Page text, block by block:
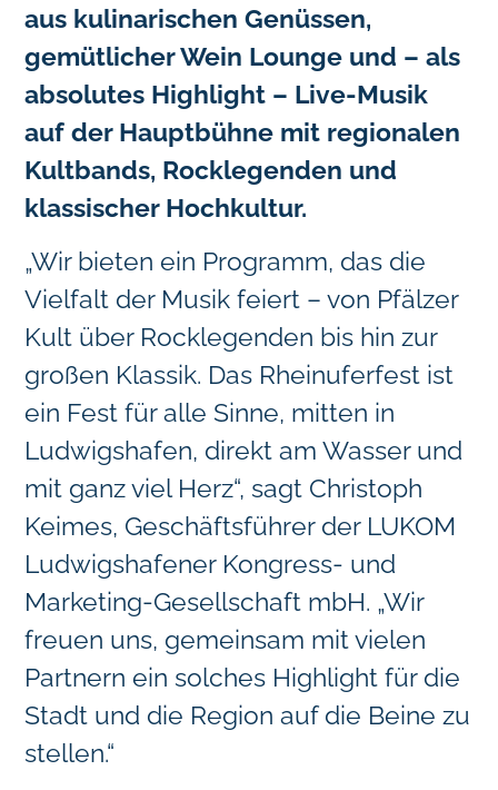
aus kulinarischen Genüssen,
gemütlicher Wein Lounge und – als
absolutes Highlight – Live-Musik
auf der Hauptbühne mit regionalen
Kultbands, Rocklegenden und
klassischer Hochkultur.
„Wir bieten ein Programm, das die
Vielfalt der Musik feiert – von Pfälzer
Kult über Rocklegenden bis hin zur
großen Klassik. Das Rheinuferfest ist
ein Fest für alle Sinne, mitten in
Ludwigshafen, direkt am Wasser und
mit ganz viel Herz“, sagt Christoph
Keimes, Geschäftsführer der LUKOM
Ludwigshafener Kongress- und
Marketing-Gesellschaft mbH. „Wir
freuen uns, gemeinsam mit vielen
Partnern ein solches Highlight für die
Stadt und die Region auf die Beine zu
stellen.“